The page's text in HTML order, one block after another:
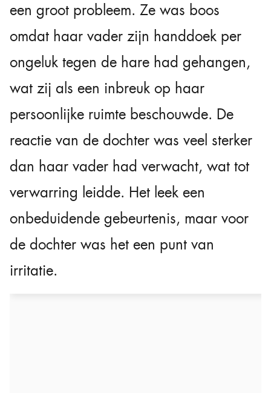
een groot probleem. Ze was boos
omdat haar vader zijn handdoek per
ongeluk tegen de hare had gehangen,
wat zij als een inbreuk op haar
persoonlijke ruimte beschouwde. De
reactie van de dochter was veel sterker
dan haar vader had verwacht, wat tot
verwarring leidde. Het leek een
onbeduidende gebeurtenis, maar voor
de dochter was het een punt van
irritatie.